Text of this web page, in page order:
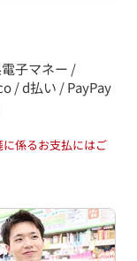
子マネー /
/ d払い / PayPay
に係るお支払にはご